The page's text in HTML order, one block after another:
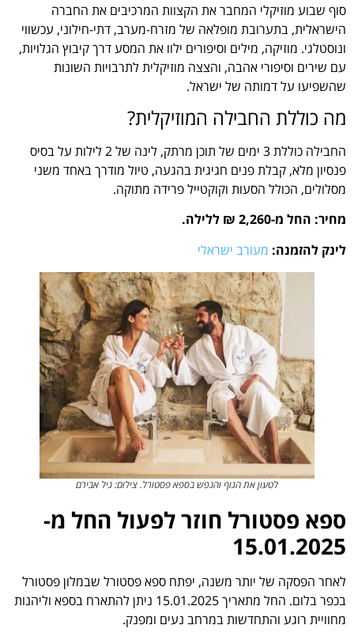
סוף שבוע מוזיקלי המחבר את הקצוות המרכיבים את החברה
הישראלית, בתערובת מופלאה של מזרח-מערב, דתי-חילוני, עכשווי
ונוסטלגי. מוזיקה, מילים וסיפורים ילוו את המסע דרך קיבוץ הגלויות,
עם שירים וסיפורי אהבה, והצצה מוזיקלית לתרבויות השונות
שהשפיעו על דמותה של ישראל.
מה כוללת החבילה המוזיקלית?
החבילה כוללת 3 ימים של תוכן מרתק, לינה של 2 לילות על בסיס
פנסיון מלא, קבלת פנים חגיגית בהגעה, טיול מודרך באחד משני
מסלולים, הכולל הסעות וקוקטייל פרידה מתוקה.
מחיר: החל מ-2,260 ₪ ללילה.
לינק להזמנה: מעורב ישראלי
לטעון את הגוף והנפש בספא פסטורל. צילום: גיל אבירם
ספא פסטורל חוזר לפעול החל מ-
15.01.2025
לאחר הפסקה של יותר משנה, יפתח ספא פסטורל שבמלון פסטורל
בכפר בלום. החל מתאריך 15.01.2025 ניתן להתארח בספא וליהנות
מחוויית רוגע והתחדשות במרחב נעים ומפנק.